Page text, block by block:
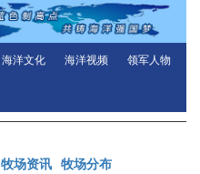
海洋文化 海洋视频 领军人物
牧场资讯 牧场分布